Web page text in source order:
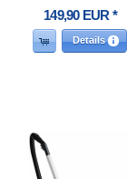
149,90 EUR *
Details